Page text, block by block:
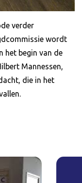
verder
wordt
het begin van de
Mannessen,
die in het